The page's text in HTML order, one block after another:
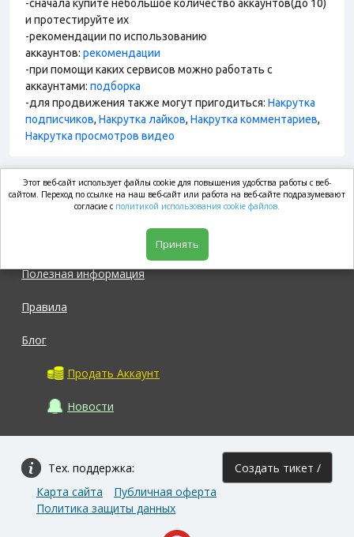
-сначала купите небольшое количество аккаунтов(до 10)
и протестируйте их
-рекомендации по использованию
аккаунтов: рекомендации
-при помощи каких сервисов можно работать с
аккаунтами: подборка
-для продвижения также могут пригодиться: Накрутка
подписчиков, Накрутка лайков, Накрутка комментариев,
Накрутка просмотров видео
market.com
Полезная информация
Правила
Блог
Продать Аккаунт
Новости
Тех. поддержка: Создать тикет /
Карта сайта
Публичная оферта
Политика защиты данных
Этот веб-сайт использует файлы cookie для повышения удобства работы с веб-
сайтом. Переход по ссылке на наш веб-сайт или работа на веб-сайте подразумевают
согласие с политикой использования cookie файлов.
Принять